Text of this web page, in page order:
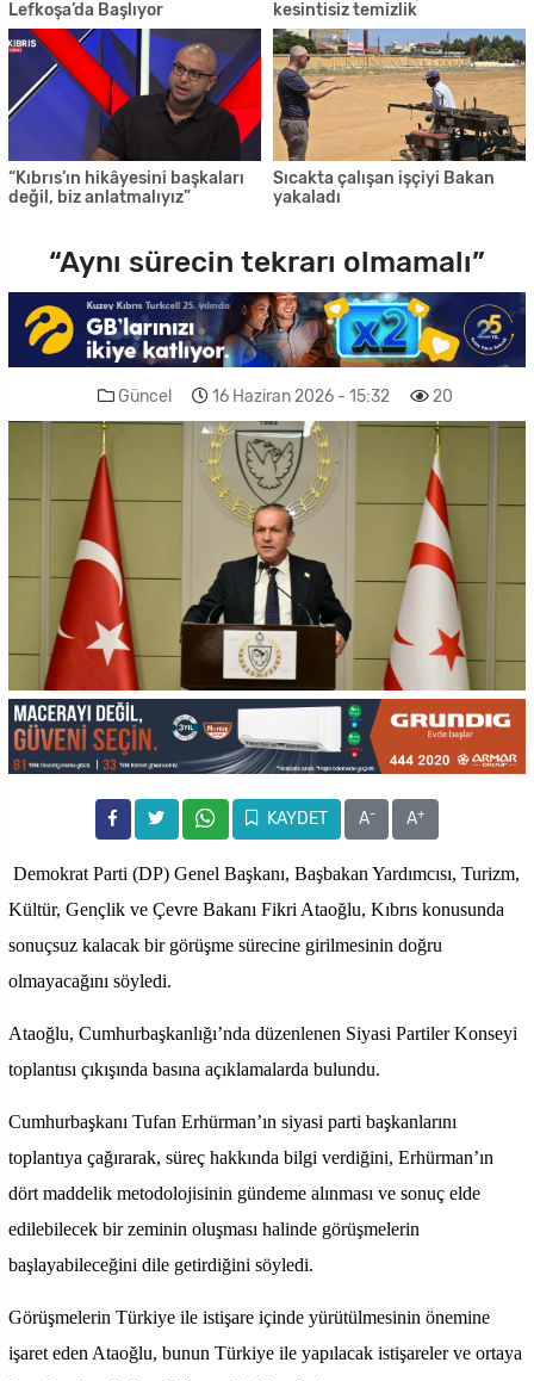
Lefkoşa’da Başlıyor
kesintisiz temizlik
“Kıbrıs’ın hikâyesini başkaları
değil, biz anlatmalıyız”
Sıcakta çalışan işçiyi Bakan
yakaladı
“Aynı sürecin tekrarı olmamalı”
Güncel 16 Haziran 2026 - 15:32 20
KAYDET A- A+
Demokrat Parti (DP) Genel Başkanı, Başbakan Yardımcısı, Turizm,
Kültür, Gençlik ve Çevre Bakanı Fikri Ataoğlu, Kıbrıs konusunda
sonuçsuz kalacak bir görüşme sürecine girilmesinin doğru
olmayacağını söyledi.
Ataoğlu, Cumhurbaşkanlığı’nda düzenlenen Siyasi Partiler Konseyi
toplantısı çıkışında basına açıklamalarda bulundu.
Cumhurbaşkanı Tufan Erhürman’ın siyasi parti başkanlarını
toplantıya çağırarak, süreç hakkında bilgi verdiğini, Erhürman’ın
dört maddelik metodolojisinin gündeme alınması ve sonuç elde
edilebilecek bir zeminin oluşması halinde görüşmelerin
başlayabileceğini dile getirdiğini söyledi.
Görüşmelerin Türkiye ile istişare içinde yürütülmesinin önemine
işaret eden Ataoğlu, bunun Türkiye ile yapılacak istişareler ve ortaya